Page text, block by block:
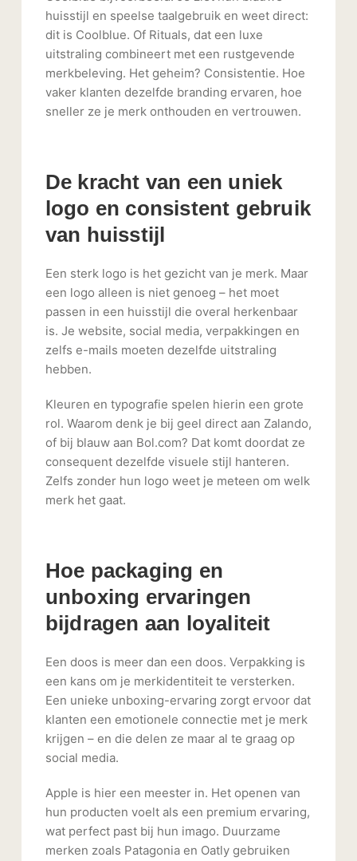
huisstijl en speelse taalgebruik en weet direct:
dit is Coolblue. Of Rituals, dat een luxe
uitstraling combineert met een rustgevende
merkbeleving. Het geheim? Consistentie. Hoe
vaker klanten dezelfde branding ervaren, hoe
sneller ze je merk onthouden en vertrouwen.
De kracht van een uniek
logo en consistent gebruik
van huisstijl
Een sterk logo is het gezicht van je merk. Maar
een logo alleen is niet genoeg – het moet
passen in een huisstijl die overal herkenbaar
is. Je website, social media, verpakkingen en
zelfs e-mails moeten dezelfde uitstraling
hebben.
Kleuren en typografie spelen hierin een grote
rol. Waarom denk je bij geel direct aan Zalando,
of bij blauw aan Bol.com? Dat komt doordat ze
consequent dezelfde visuele stijl hanteren.
Zelfs zonder hun logo weet je meteen om welk
merk het gaat.
Hoe packaging en
unboxing ervaringen
bijdragen aan loyaliteit
Een doos is meer dan een doos. Verpakking is
een kans om je merkidentiteit te versterken.
Een unieke unboxing-ervaring zorgt ervoor dat
klanten een emotionele connectie met je merk
krijgen – en die delen ze maar al te graag op
social media.
Apple is hier een meester in. Het openen van
hun producten voelt als een premium ervaring,
wat perfect past bij hun imago. Duurzame
merken zoals Patagonia en Oatly gebruiken